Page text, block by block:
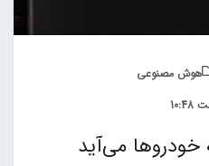
هوش مصنوعی
خودروها می‌آید